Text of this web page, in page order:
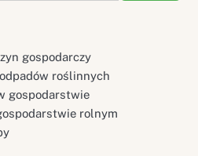
gospodarczy
roślinnych
gospodarstwie
rolnym